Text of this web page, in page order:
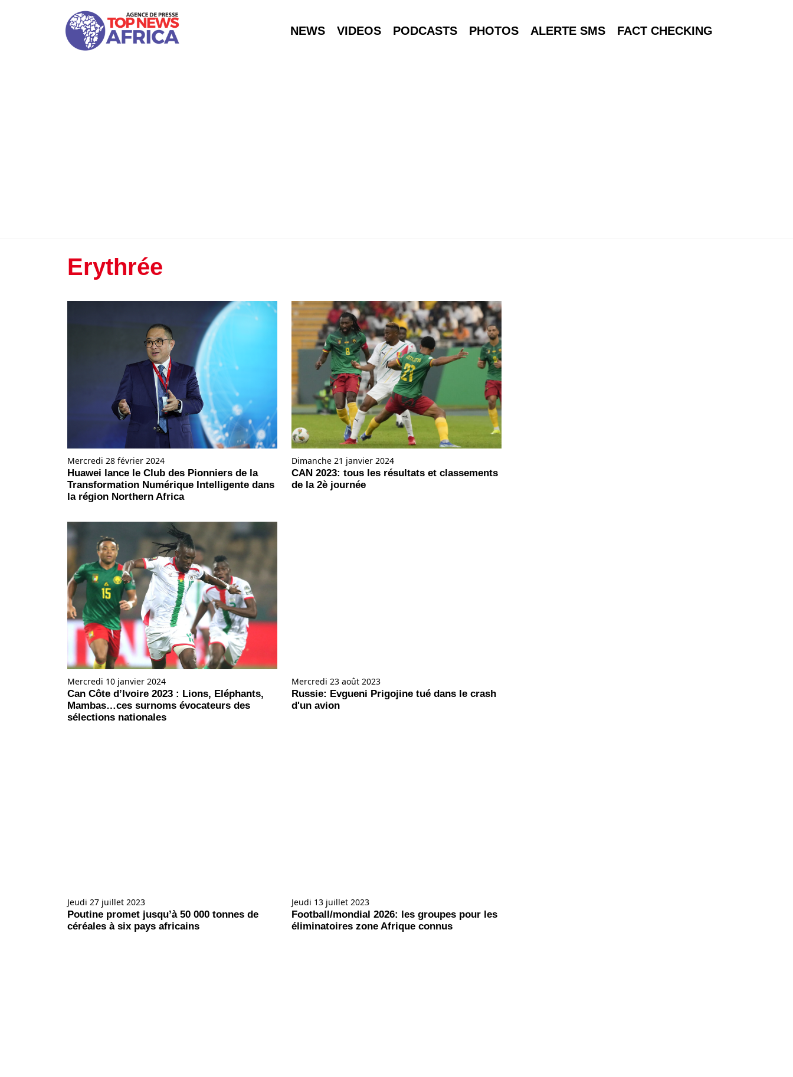
NEWS VIDEOS PODCASTS PHOTOS ALERTE SMS FACT CHECKING
Erythrée
Mercredi 28 février 2024
Huawei lance le Club des Pionniers de la
Transformation Numérique Intelligente dans
la région Northern Africa
Dimanche 21 janvier 2024
CAN 2023: tous les résultats et classements
de la 2è journée
Mercredi 10 janvier 2024
Can Côte d’Ivoire 2023 : Lions, Eléphants,
Mambas…ces surnoms évocateurs des
sélections nationales
Mercredi 23 août 2023
Russie: Evgueni Prigojine tué dans le crash
d'un avion
Jeudi 27 juillet 2023
Poutine promet jusqu’à 50 000 tonnes de
céréales à six pays africains
Jeudi 13 juillet 2023
Football/mondial 2026: les groupes pour les
éliminatoires zone Afrique connus